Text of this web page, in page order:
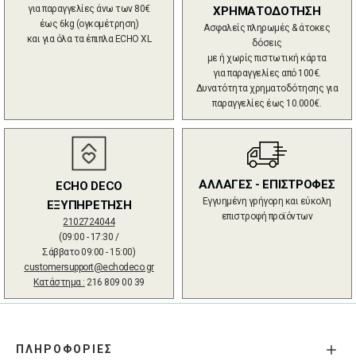
για παραγγελίες άνω των 80€
έως 6kg (ογκομέτρηση)
και για όλα τα έπιπλα ECHO XL
ΧΡΗΜΑΤΟΔΟΤΗΣΗ
Ασφαλείς πληρωμές & άτοκες
δόσεις
με ή χωρίς πιστωτική κάρτα
για παραγγελίες από 100€.
Δυνατότητα χρηματοδότησης για
παραγγελίες έως 10.000€.
ECHO DECO
ΕΞΥΠΗΡΕΤΗΣΗ
2102724044
(09:00 - 17:30 /
Σάββατο 09:00 - 15:00)
customersupport@echodeco.gr
Κατάστημα : 216 809 00 39
ΑΛΛΑΓΕΣ - ΕΠΙΣΤΡΟΦΕΣ
Εγγυημένη γρήγορη και εύκολη
επιστροφή προϊόντων
ΠΛΗΡΟΦΟΡΙΕΣ